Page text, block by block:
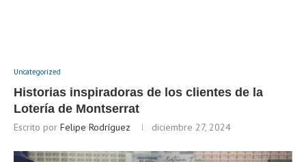
Uncategorized
Historias inspiradoras de los clientes de la
Lotería de Montserrat
Escrito por Felipe Rodríguez diciembre 27, 2024